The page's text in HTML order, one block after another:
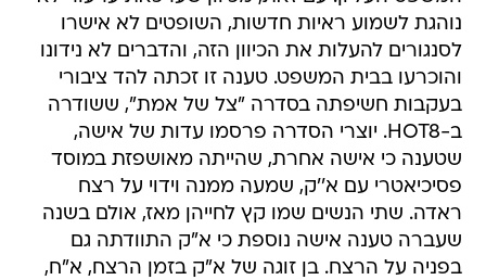
נוהגת לשמוע ראיות חדשות, השופטים לא אישרו
לסנגורים להעלות את הכיוון הזה, והדברים לא נידונו
והוכרעו בבית המשפט. טענה זו זכתה להד ציבורי
בעקבות חשיפתה בסדרה "צל של אמת", ששודרה
ב-HOT8. יוצרי הסדרה פרסמו עדות של אישה,
שטענה כי אישה אחרת, שהייתה מאושפזת במוסד
פסיכיאטרי עם א''ק, שמעה ממנה וידוי על רצח
ראדה. שתי הנשים שמו קץ לחייהן מאז, אולם בשנה
שעברה טענה אישה נוספת כי א"ק התוודתה גם
בפניה על הרצח. בן זוגה של א"ק בזמן הרצח, א"ח,